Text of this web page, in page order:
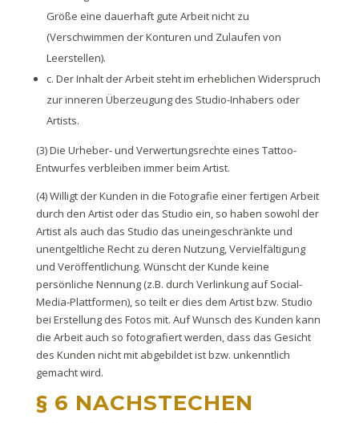
Größe eine dauerhaft gute Arbeit nicht zu
(Verschwimmen der Konturen und Zulaufen von
Leerstellen).
c. Der Inhalt der Arbeit steht im erheblichen Widerspruch
zur inneren Überzeugung des Studio-Inhabers oder
Artists.
(3) Die Urheber- und Verwertungsrechte eines Tattoo-
Entwurfes verbleiben immer beim Artist.
(4) Willigt der Kunden in die Fotografie einer fertigen Arbeit
durch den Artist oder das Studio ein, so haben sowohl der
Artist als auch das Studio das uneingeschränkte und
unentgeltliche Recht zu deren Nutzung, Vervielfältigung
und Veröffentlichung. Wünscht der Kunde keine
persönliche Nennung (z.B. durch Verlinkung auf Social-
Media-Plattformen), so teilt er dies dem Artist bzw. Studio
bei Erstellung des Fotos mit. Auf Wunsch des Kunden kann
die Arbeit auch so fotografiert werden, dass das Gesicht
des Kunden nicht mit abgebildet ist bzw. unkenntlich
gemacht wird.
§ 6 NACHSTECHEN